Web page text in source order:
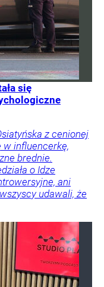
się
z cenionej
w influencerkę,
brednie.
o Idze
ani
udawali, że